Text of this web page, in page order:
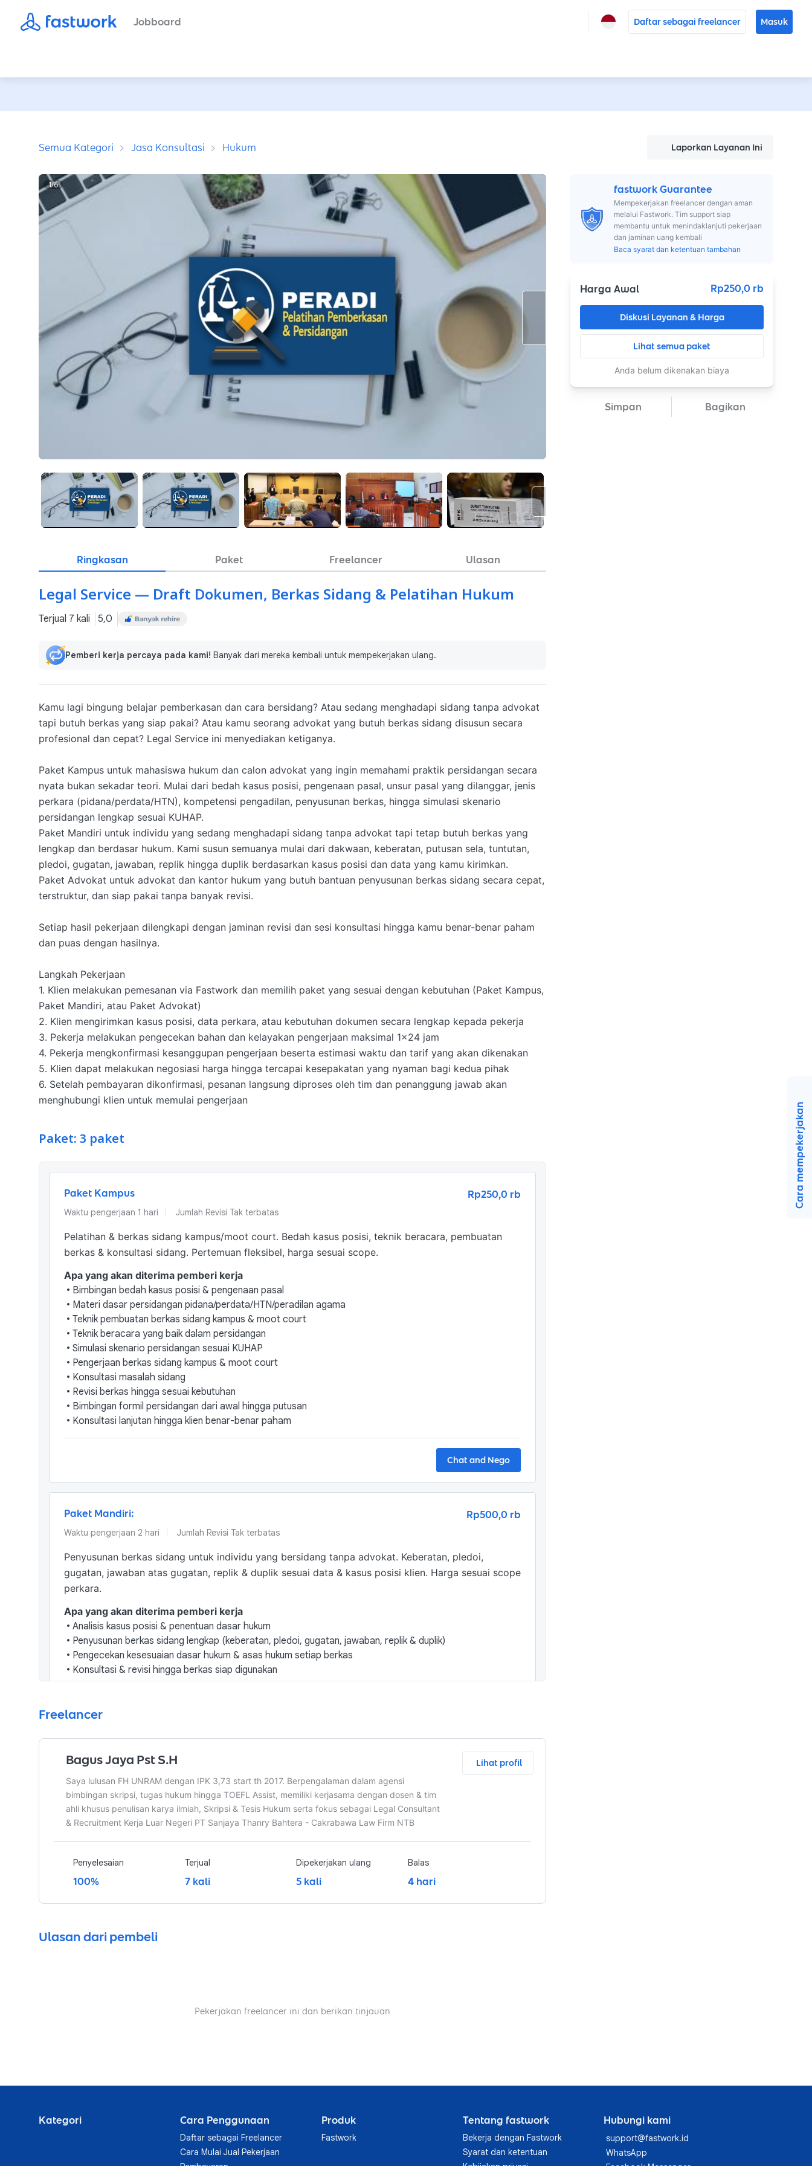
Jobboard Daftar sebagai freelancer Masuk
Semua Kategori Jasa Konsultasi Hukum Laporkan Layanan Ini
1/6
Ringkasan Paket Freelancer Ulasan
Legal Service — Draft Dokumen, Berkas Sidang & Pelatihan Hukum
Terjual 7 kali 5,0
Pemberi kerja percaya pada kami! Banyak dari mereka kembali untuk mempekerjakan ulang.
Kamu lagi bingung belajar pemberkasan dan cara bersidang? Atau sedang menghadapi sidang tanpa advokat
tapi butuh berkas yang siap pakai? Atau kamu seorang advokat yang butuh berkas sidang disusun secara
profesional dan cepat? Legal Service ini menyediakan ketiganya.
Paket Kampus untuk mahasiswa hukum dan calon advokat yang ingin memahami praktik persidangan secara
nyata bukan sekadar teori. Mulai dari bedah kasus posisi, pengenaan pasal, unsur pasal yang dilanggar, jenis
perkara (pidana/perdata/HTN), kompetensi pengadilan, penyusunan berkas, hingga simulasi skenario
persidangan lengkap sesuai KUHAP.
Paket Mandiri untuk individu yang sedang menghadapi sidang tanpa advokat tapi tetap butuh berkas yang
lengkap dan berdasar hukum. Kami susun semuanya mulai dari dakwaan, keberatan, putusan sela, tuntutan,
pledoi, gugatan, jawaban, replik hingga duplik berdasarkan kasus posisi dan data yang kamu kirimkan.
Paket Advokat untuk advokat dan kantor hukum yang butuh bantuan penyusunan berkas sidang secara cepat,
terstruktur, dan siap pakai tanpa banyak revisi.
Setiap hasil pekerjaan dilengkapi dengan jaminan revisi dan sesi konsultasi hingga kamu benar-benar paham
dan puas dengan hasilnya.
Langkah Pekerjaan
1. Klien melakukan pemesanan via Fastwork dan memilih paket yang sesuai dengan kebutuhan (Paket Kampus,
Paket Mandiri, atau Paket Advokat)
2. Klien mengirimkan kasus posisi, data perkara, atau kebutuhan dokumen secara lengkap kepada pekerja
3. Pekerja melakukan pengecekan bahan dan kelayakan pengerjaan maksimal 1x24 jam
4. Pekerja mengkonfirmasi kesanggupan pengerjaan beserta estimasi waktu dan tarif yang akan dikenakan
5. Klien dapat melakukan negosiasi harga hingga tercapai kesepakatan yang nyaman bagi kedua pihak
6. Setelah pembayaran dikonfirmasi, pesanan langsung diproses oleh tim dan penanggung jawab akan
menghubungi klien untuk memulai pengerjaan
Paket: 3 paket
Paket Kampus Rp250,0 rb
Waktu pengerjaan 1 hari Jumlah Revisi Tak terbatas
Pelatihan & berkas sidang kampus/moot court. Bedah kasus posisi, teknik beracara, pembuatan
berkas & konsultasi sidang. Pertemuan fleksibel, harga sesuai scope.
Apa yang akan diterima pemberi kerja
• Bimbingan bedah kasus posisi & pengenaan pasal
• Materi dasar persidangan pidana/perdata/HTN/peradilan agama
• Teknik pembuatan berkas sidang kampus & moot court
• Teknik beracara yang baik dalam persidangan
• Simulasi skenario persidangan sesuai KUHAP
• Pengerjaan berkas sidang kampus & moot court
• Konsultasi masalah sidang
• Revisi berkas hingga sesuai kebutuhan
• Bimbingan formil persidangan dari awal hingga putusan
• Konsultasi lanjutan hingga klien benar-benar paham
Chat and Nego
Paket Mandiri: Rp500,0 rb
Waktu pengerjaan 2 hari Jumlah Revisi Tak terbatas
Penyusunan berkas sidang untuk individu yang bersidang tanpa advokat. Keberatan, pledoi,
gugatan, jawaban atas gugatan, replik & duplik sesuai data & kasus posisi klien. Harga sesuai scope
perkara.
Apa yang akan diterima pemberi kerja
• Analisis kasus posisi & penentuan dasar hukum
• Penyusunan berkas sidang lengkap (keberatan, pledoi, gugatan, jawaban, replik & duplik)
• Pengecekan kesesuaian dasar hukum & asas hukum setiap berkas
• Konsultasi & revisi hingga berkas siap digunakan
Paket Pengerjaan Berkas & Pelatihan Rp1,0 jt
Waktu pengerjaan 3 hari Jumlah Revisi Tak terbatas
Penyusunan berkas sidang profesional & cepat untuk advokat dan kantor hukum. Berkas pidana
maupun perdata, terstruktur, berdasar hukum & siap pakai. Harga sesuai kompleksitas perkara.
Apa yang akan diterima pemberi kerja
Analisis kasus posisi & penentuan strategi hukum yang tepat
Pengecekan kesesuaian dasar hukum, asas hukum & yurisprudensi
• Hasil berkas terstruktur, siap pakai & minim revisi
Freelancer
Bagus Jaya Pst S.H
Saya lulusan FH UNRAM dengan IPK 3,73 start th 2017. Berpengalaman dalam agensi
bimbingan skripsi, tugas hukum hingga TOEFL Assist, memiliki kerjasama dengan dosen & tim
ahli khusus penulisan karya ilmiah, Skripsi & Tesis Hukum serta fokus sebagai Legal Consultant
& Recruitment Kerja Luar Negeri PT Sanjaya Thanry Bahtera - Cakrabawa Law Firm NTB
Lihat profil
Penyelesaian
100%
Terjual
7 kali
Dipekerjakan ulang
5 kali
Balas
4 hari
Ulasan dari pembeli
Pekerjakan freelancer ini dan berikan tinjauan
fastwork Guarantee
Mempekerjakan freelancer dengan aman
melalui Fastwork. Tim support siap
membantu untuk menindaklanjuti pekerjaan
dan jaminan uang kembali
Baca syarat dan ketentuan tambahan
Harga Awal Rp250,0 rb
Diskusi Layanan & Harga
Lihat semua paket
Anda belum dikenakan biaya
Simpan Bagikan
Cara mempekerjakan
Kategori Cara Penggunaan
Daftar sebagai Freelancer
Cara Mulai Jual Pekerjaan
Produk
Fastwork
Tentang fastwork
Bekerja dengan Fastwork
Syarat dan ketentuan
Hubungi kami
support@fastwork.id
WhatsApp